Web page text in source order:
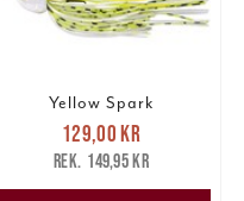
Yellow Spark
Nuvarande pris
129,00 krTidigare pris
149,95 kr
129,00 kr
149,95 kr